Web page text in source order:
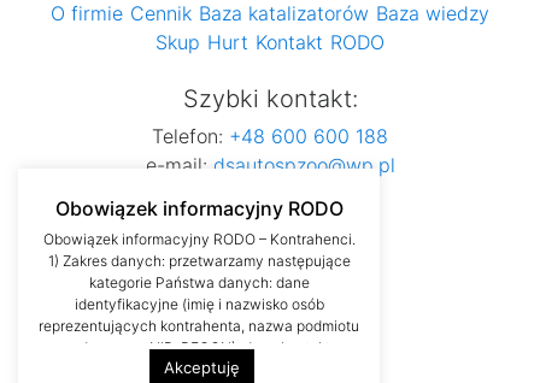
O firmie Cennik Baza katalizatorów Baza wiedzy
Skup Hurt Kontakt RODO
Szybki kontakt:
Telefon: +48 600 600 188
e-mail: dsautospzoo@wp.pl
Obowiązek informacyjny RODO
Obowiązek informacyjny RODO – Kontrahenci.
1) Zakres danych: przetwarzamy następujące
kategorie Państwa danych: dane
identyfikacyjne (imię i nazwisko osób
reprezentujących kontrahenta, nazwa podmiotu
gospodarczego, NIP, REGON), dane kontaktowe
(numer telefonu, adres poczty elektronicznej)
Akceptuję